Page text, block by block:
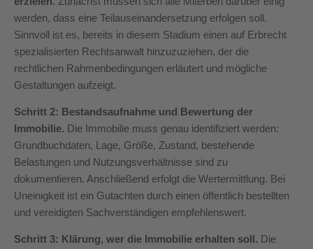
werden, dass eine Teilauseinandersetzung erfolgen soll.
Sinnvoll ist es, bereits in diesem Stadium einen auf Erbrecht
spezialisierten Rechtsanwalt hinzuzuziehen, der die
rechtlichen Rahmenbedingungen erläutert und mögliche
Gestaltungen aufzeigt.
Schritt 2: Bestandsaufnahme und Bewertung der
Immobilie. Die Immobilie muss genau identifiziert werden:
Grundbuchdaten, Lage, Größe, Zustand, bestehende
Belastungen und Nutzungsverhältnisse sind zu
dokumentieren. Anschließend erfolgt die Wertermittlung. Bei
Uneinigkeit ist ein Gutachten durch einen öffentlich bestellten
und vereidigten Sachverständigen empfehlenswert.
Schritt 3: Klärung, wer die Immobilie erhalten soll. Die